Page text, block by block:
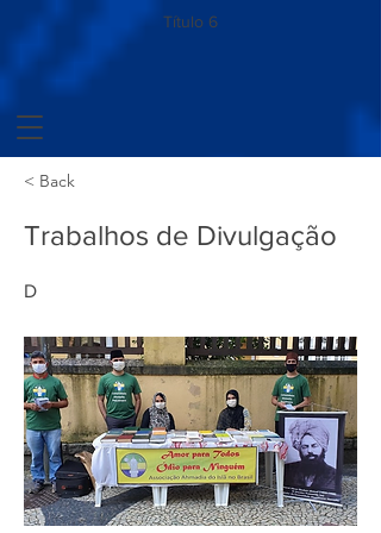
Título 6
< Back
Trabalhos de Divulgação
D